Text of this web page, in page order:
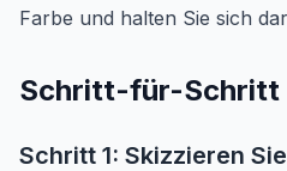
Farbe und halten Sie sich
Schritt-für-Schritt
Schritt 1: Skizzieren